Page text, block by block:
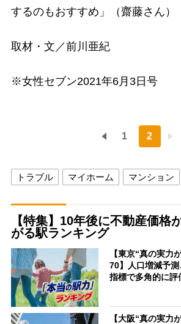
するのもおすすめ」（齋藤さん）
取材・文／前川亜紀
※女性セブン2021年6月3日号
1 2
トラブル マイホーム マンション
【特集】10年後に不動産価格
がる駅ランキング
【東京“真の実力
70】人口増減予
指標で多角的に評
【大阪“真の実力